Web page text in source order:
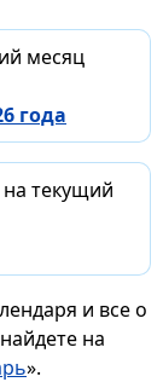
месяц
года
текущий
и все о
на
».